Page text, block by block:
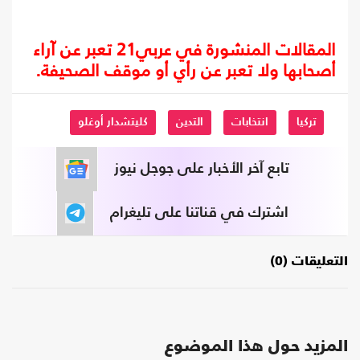
المقالات المنشورة في عربي21 تعبر عن آراء
أصحابها ولا تعبر عن رأي أو موقف الصحيفة.
تركيا انتخابات التدين كليتشدار أوغلو
تابع آخر الأخبار على جوجل نيوز
اشترك في قناتنا على تليغرام
التعليقات (0)
المزيد حول هذا الموضوع